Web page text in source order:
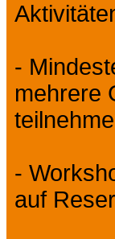
-
mehrere
-
auf